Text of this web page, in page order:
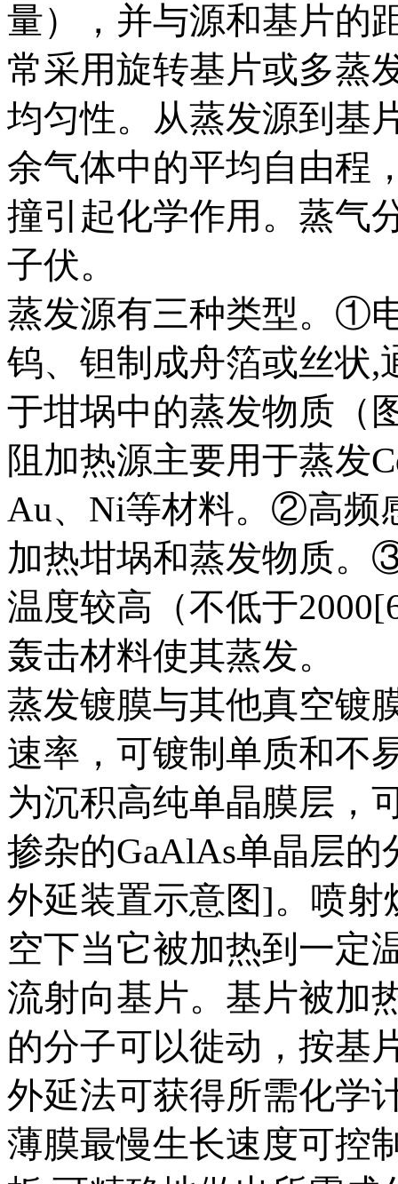
量），并与源和基片的
常采用旋转基片或多蒸
均匀性。从蒸发源到基
余气体中的平均自由程
撞引起化学作用。蒸气
子伏。
蒸发源有三种类型。①
钨、钽制成舟箔或丝状,
于坩埚中的蒸发物质（
阻加热源主要用于蒸发
Au、Ni等材料。②高频
加热坩埚和蒸发物质。
温度较高（不低于
轰击材料使其蒸发。
蒸发镀膜与其他真空镀
速率，可镀制单质和不
为沉积高纯单晶膜层，
掺杂的GaAlAs单晶层
外延装置示意图]。喷
空下当它被加热到一定
流射向基片。基片被加
的分子可以徙动，按基
外延法可获得所需化学
薄膜最慢生长速度可控